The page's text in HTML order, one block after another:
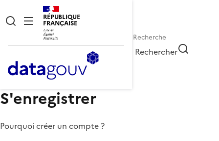
RÉPUBLIQUE
FRANÇAISE
Rechercher
S'enregistrer
Pourquoi créer un compte ?